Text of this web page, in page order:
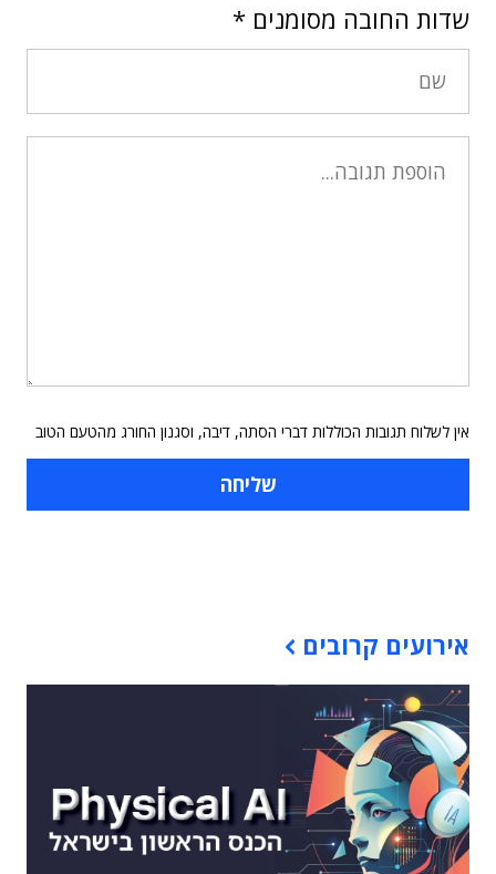
שדות החובה מסומנים *
אין לשלוח תגובות הכוללות דברי הסתה, דיבה, וסגנון החורג מהטעם הטוב
אירועים קרובים